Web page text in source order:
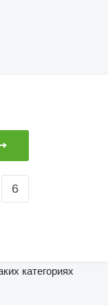
6
категориях